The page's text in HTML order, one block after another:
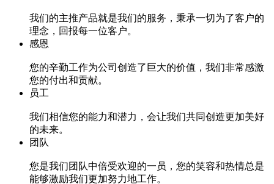
我们的主推产品就是我们的服务，秉承一切为了客户的
理念，回报每一位客户。
感恩
您的辛勤工作为公司创造了巨大的价值，我们非常感激
您的付出和贡献。
员工
我们相信您的能力和潜力，会让我们共同创造更加美好
的未来。
团队
您是我们团队中倍受欢迎的一员，您的笑容和热情总是
能够激励我们更加努力地工作。